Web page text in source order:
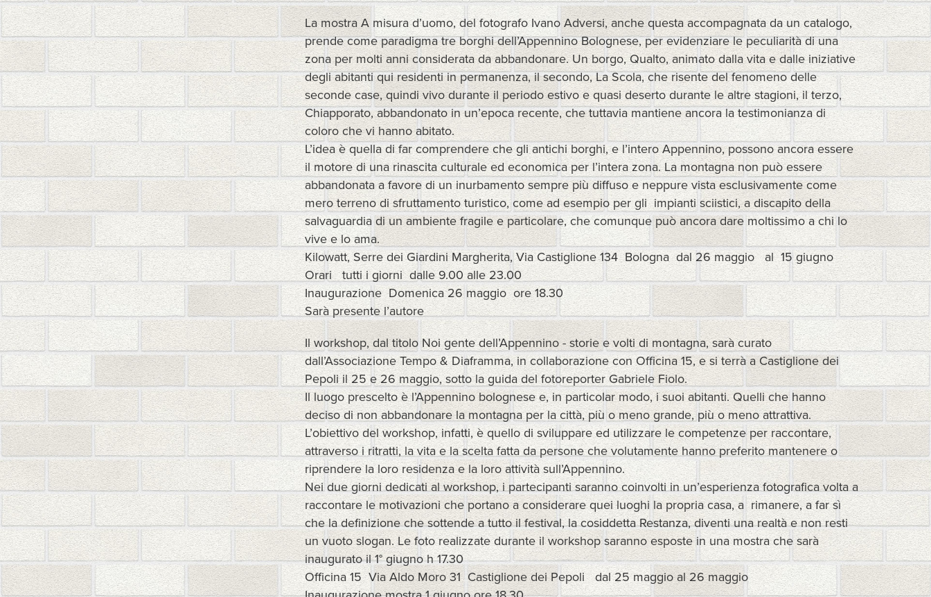
La mostra A misura d’uomo, del fotografo Ivano Adversi, anche questa accompagnata da un catalogo,
prende come paradigma tre borghi dell’Appennino Bolognese, per evidenziare le peculiarità di una
zona per molti anni considerata da abbandonare. Un borgo, Qualto, animato dalla vita e dalle iniziative
degli abitanti qui residenti in permanenza, il secondo, La Scola, che risente del fenomeno delle
seconde case, quindi vivo durante il periodo estivo e quasi deserto durante le altre stagioni, il terzo,
Chiapporato, abbandonato in un’epoca recente, che tuttavia mantiene ancora la testimonianza di
coloro che vi hanno abitato.
L’idea è quella di far comprendere che gli antichi borghi, e l’intero Appennino, possono ancora essere
il motore di una rinascita culturale ed economica per l’intera zona. La montagna non può essere
abbandonata a favore di un inurbamento sempre più diffuso e neppure vista esclusivamente come
mero terreno di sfruttamento turistico, come ad esempio per gli impianti sciistici, a discapito della
salvaguardia di un ambiente fragile e particolare, che comunque può ancora dare moltissimo a chi lo
vive e lo ama.
Kilowatt, Serre dei Giardini Margherita, Via Castiglione 134 Bologna dal 26 maggio al 15 giugno
Orari tutti i giorni dalle 9.00 alle 23.00
Inaugurazione Domenica 26 maggio ore 18.30
Sarà presente l’autore
Il workshop, dal titolo Noi gente dell’Appennino - storie e volti di montagna, sarà curato
dall’Associazione Tempo & Diaframma, in collaborazione con Officina 15, e si terrà a Castiglione dei
Pepoli il 25 e 26 maggio, sotto la guida del fotoreporter Gabriele Fiolo.
Il luogo prescelto è l’Appennino bolognese e, in particolar modo, i suoi abitanti. Quelli che hanno
deciso di non abbandonare la montagna per la città, più o meno grande, più o meno attrattiva.
L’obiettivo del workshop, infatti, è quello di sviluppare ed utilizzare le competenze per raccontare,
attraverso i ritratti, la vita e la scelta fatta da persone che volutamente hanno preferito mantenere o
riprendere la loro residenza e la loro attività sull’Appennino.
Nei due giorni dedicati al workshop, i partecipanti saranno coinvolti in un’esperienza fotografica volta a
raccontare le motivazioni che portano a considerare quei luoghi la propria casa, a rimanere, a far sì
che la definizione che sottende a tutto il festival, la cosiddetta Restanza, diventi una realtà e non resti
un vuoto slogan. Le foto realizzate durante il workshop saranno esposte in una mostra che sarà
inaugurato il 1° giugno h 17.30
Officina 15 Via Aldo Moro 31 Castiglione dei Pepoli dal 25 maggio al 26 maggio